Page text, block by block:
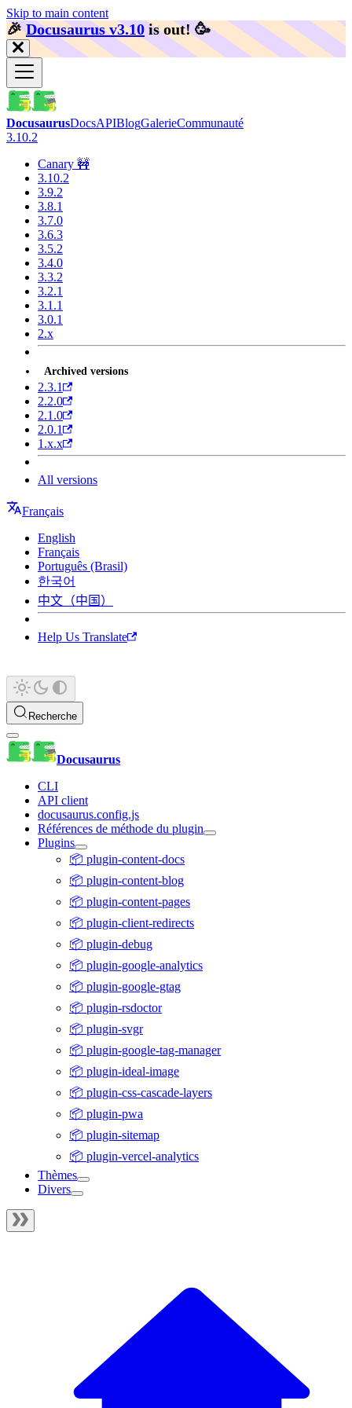
Skip to main content
🎉️Docusaurus v3.10 is out! 🥳️
DocusaurusDocsAPIBlogGalerieCommunauté
3.10.2
Canary 🚧
3.10.2
3.9.2
3.8.1
3.7.0
3.6.3
3.5.2
3.4.0
3.3.2
3.2.1
3.1.1
3.0.1
2.x
Archived versions
2.3.1
2.2.0
2.1.0
2.0.1
1.x.x
All versions
Français
English
Français
Português (Brasil)
한국어
中文（中国）
Help Us Translate
Recherche
Docusaurus
CLI
API client
docusaurus.config.js
Références de méthode du plugin
Plugins
📦 plugin-content-docs
📦 plugin-content-blog
📦 plugin-content-pages
📦 plugin-client-redirects
📦 plugin-debug
📦 plugin-google-analytics
📦 plugin-google-gtag
📦 plugin-rsdoctor
📦 plugin-svgr
📦 plugin-google-tag-manager
📦 plugin-ideal-image
📦 plugin-css-cascade-layers
📦 plugin-pwa
📦 plugin-sitemap
📦 plugin-vercel-analytics
Thèmes
Divers